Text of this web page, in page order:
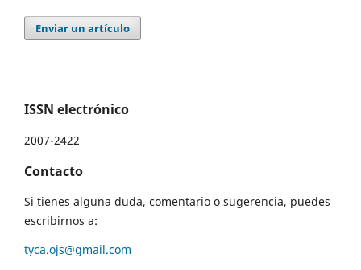
Enviar un artículo
ISSN electrónico
2007-2422
Contacto
Si tienes alguna duda, comentario o sugerencia, puedes
escribirnos a:
tyca.ojs@gmail.com